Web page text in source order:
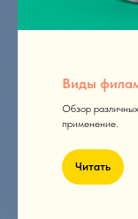
Виды
Обзор
применение.
Читать